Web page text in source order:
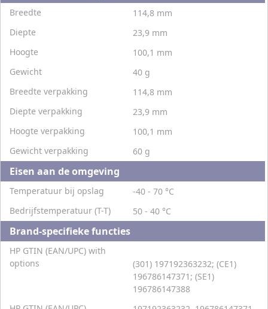
Breedte
114,8 mm
Diepte
23,9 mm
Hoogte
100,1 mm
Gewicht
40 g
Breedte verpakking
114,8 mm
Diepte verpakking
23,9 mm
Hoogte verpakking
100,1 mm
Gewicht verpakking
60 g
Eisen aan de omgeving
Temperatuur bij opslag
-40 - 70 °C
Bedrijfstemperatuur (T-T)
50 - 40 °C
Brand-specifieke functies
HP GTIN (EAN/UPC) with
options
(301) 197192363232; (CE1)
196786147371; (SE1)
196786147388